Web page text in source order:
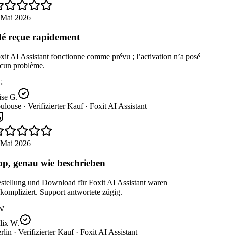
2026
reçue rapidement
AI Assistant fonctionne comme prévu ; l’activation n’a posé
problème.
G.
· Verifizierter Kauf · Foxit AI Assistant
2026
genau wie beschrieben
und Download für Foxit AI Assistant waren
Support antwortete zügig.
W.
· Verifizierter Kauf · Foxit AI Assistant